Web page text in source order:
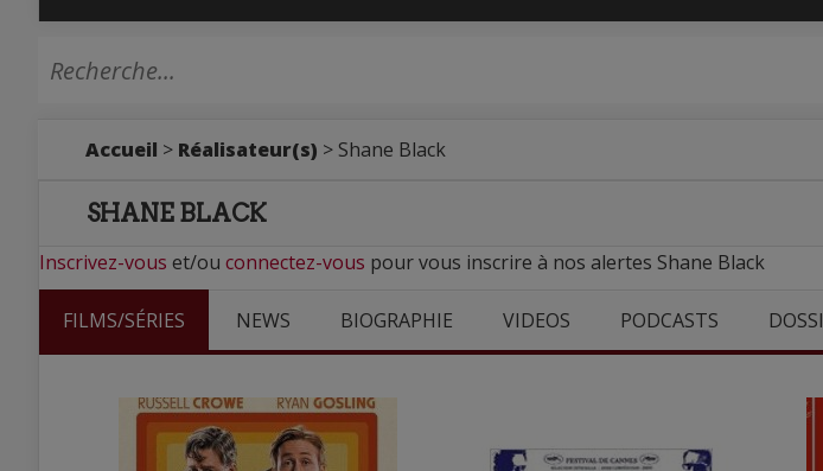
Accueil > Réalisateur(s) > Shane Black
SHANE BLACK
Inscrivez-vous et/ou connectez-vous pour vous inscrire à nos alertes Shane Black
FILMS/SÉRIES NEWS BIOGRAPHIE VIDEOS PODCASTS